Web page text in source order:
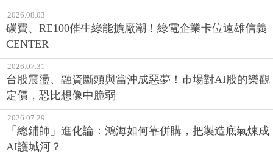
2026.08.03
碳費、RE100催生綠能擴廠潮！綠電企業卡位遠雄信義
CENTER
2026.07.31
台股震盪、融資斷頭與當沖成惡夢！市場對AI股的樂觀
定價，恐比想像中脆弱
2026.07.29
「總鋪師」進化論：鴻海如何靠併購，把製造底氣煉成
AI護城河？